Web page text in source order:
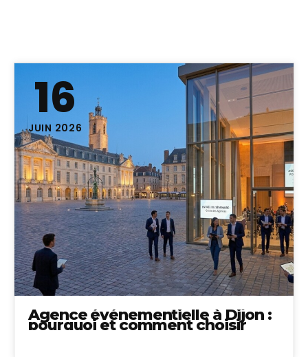
16
JUIN 2026
Agence événementielle à Dijon :
pourquoi et comment choisir